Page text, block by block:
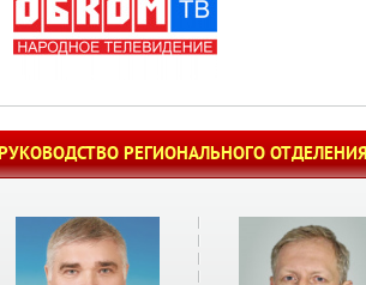
РУКОВОДСТВО РЕГИОНАЛЬНОГО ОТДЕЛЕНИЯ